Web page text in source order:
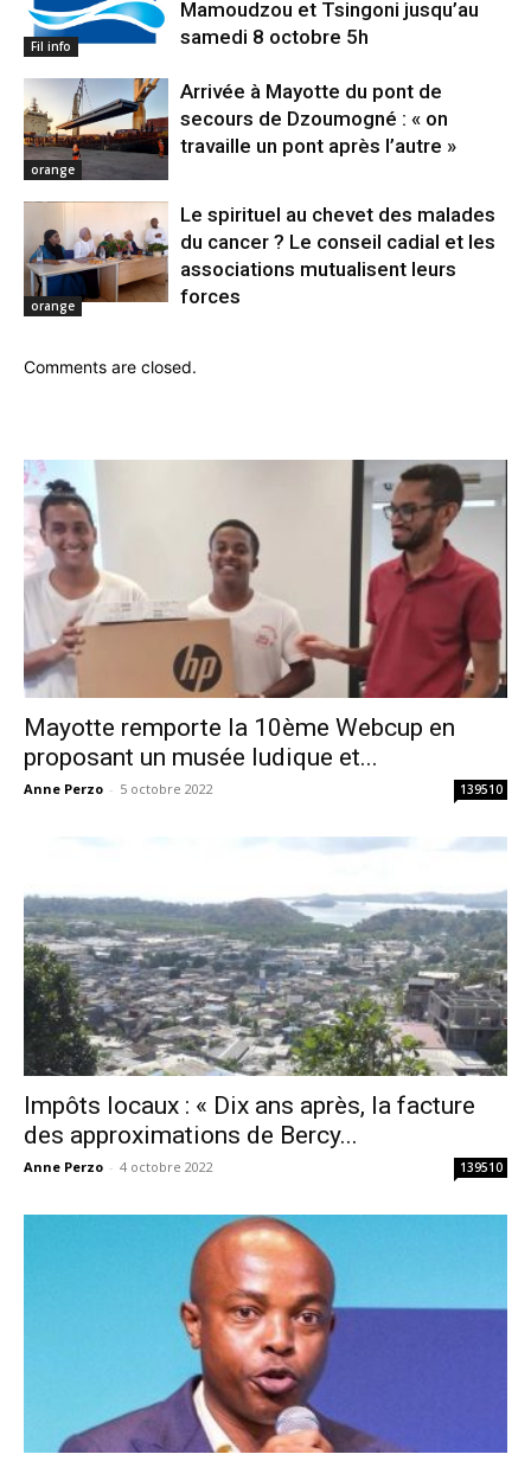
Fil info
Mamoudzou et Tsingoni jusqu’au
samedi 8 octobre 5h
orange
Arrivée à Mayotte du pont de
secours de Dzoumogné : « on
travaille un pont après l’autre »
orange
Le spirituel au chevet des malades
du cancer ? Le conseil cadial et les
associations mutualisent leurs
forces
Comments are closed.
Mayotte remporte la 10ème Webcup en
proposant un musée ludique et...
Anne Perzo - 5 octobre 2022 139510
Impôts locaux : « Dix ans après, la facture
des approximations de Bercy...
Anne Perzo - 4 octobre 2022 139510